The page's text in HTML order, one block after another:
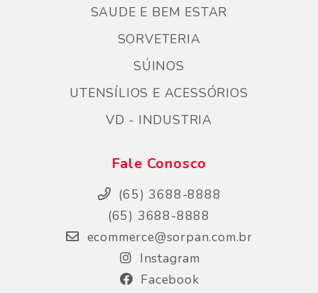
SAUDE E BEM ESTAR
SORVETERIA
SÚINOS
UTENSÍLIOS E ACESSÓRIOS
VD - INDUSTRIA
Fale Conosco
(65) 3688-8888
(65) 3688-8888
ecommerce@sorpan.com.br
Instagram
Facebook